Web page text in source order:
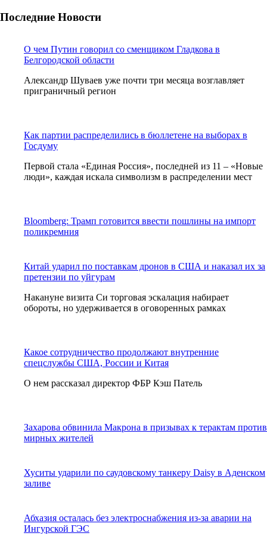
Последние Новости
О чем Путин говорил со сменщиком Гладкова в
Белгородской области
Александр Шуваев уже почти три месяца возглавляет
приграничный регион
Как партии распределились в бюллетене на выборах в
Госдуму
Первой стала «Единая Россия», последней из 11 – «Новые
люди», каждая искала символизм в распределении мест
Bloomberg: Трамп готовится ввести пошлины на импорт
поликремния
Китай ударил по поставкам дронов в США и наказал их за
претензии по уйгурам
Накануне визита Си торговая эскалация набирает
обороты, но удерживается в оговоренных рамках
Какое сотрудничество продолжают внутренние
спецслужбы США, России и Китая
О нем рассказал директор ФБР Кэш Патель
Захарова обвинила Макрона в призывах к терактам против
мирных жителей
Хуситы ударили по саудовскому танкеру Daisy в Аденском
заливе
Абхазия осталась без электроснабжения из-за аварии на
Ингурской ГЭС